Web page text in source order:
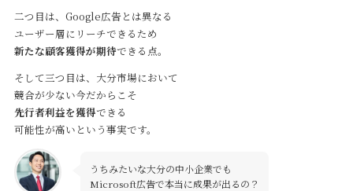
二つ目は、Google広告とは異なる
ユーザー層にリーチできるため
新たな顧客獲得が期待できる点。
そして三つ目は、大分市場において
競合が少ない今だからこそ
先行者利益を獲得できる
可能性が高いという事実です。
うちみたいな大分の中小企業でも
Microsoft広告で本当に成果が出るの？